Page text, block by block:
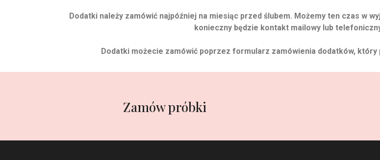
Dodatki należy zamówić najpóźniej na miesiąc przed ślubem. Możemy ten czas w
konieczny będzie kontakt mailowy lub
Dodatki możecie zamówić poprzez formularz zamówienia dodatków,
Zamów próbki